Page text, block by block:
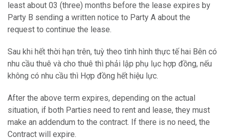
least about 03 (three) months before the lease expires by
Party B sending a written notice to Party A about the
request to continue the lease.
Sau khi hết thời hạn trên, tuỳ theo tình hình thực tế hai Bên có
nhu cầu thuê và cho thuê thì phải lập phụ lục hợp đồng, nếu
không có nhu cầu thì Hợp đồng hết hiệu lực.
After the above term expires, depending on the actual
situation, if both Parties need to rent and lease, they must
make an addendum to the contract. If there is no need, the
Contract will expire.